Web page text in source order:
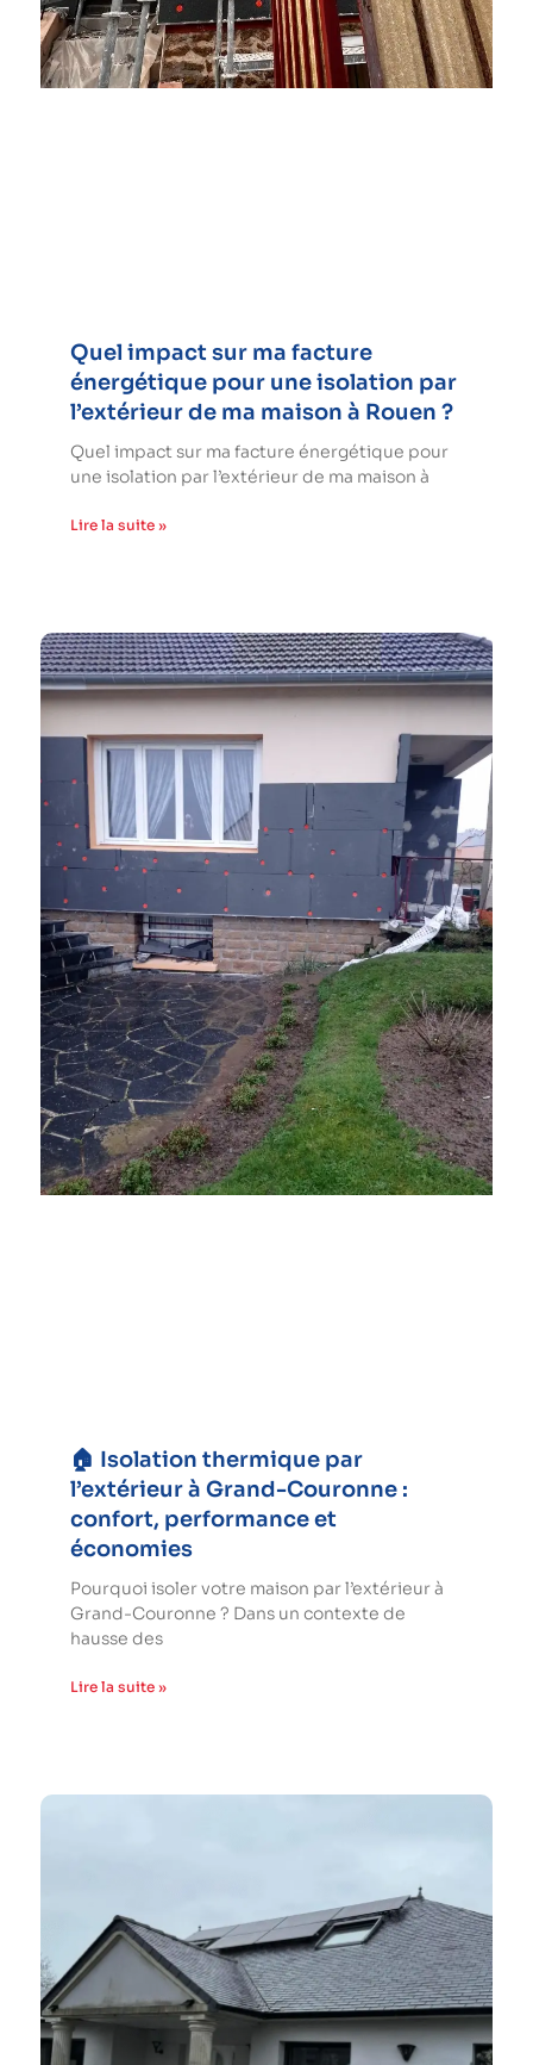
Quel impact sur ma facture
énergétique pour une isolation par
l’extérieur de ma maison à Rouen ?
Quel impact sur ma facture énergétique pour
une isolation par l’extérieur de ma maison à
Lire la suite »
🏠 Isolation thermique par
l’extérieur à Grand-Couronne :
confort, performance et
économies
Pourquoi isoler votre maison par l’extérieur à
Grand-Couronne ? Dans un contexte de
hausse des
Lire la suite »